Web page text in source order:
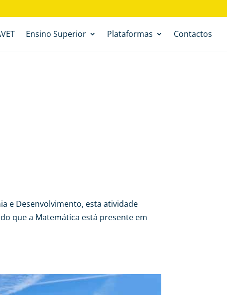
Ensino Superior Plataformas Contactos
e Desenvolvimento, esta atividade
que a Matemática está presente em